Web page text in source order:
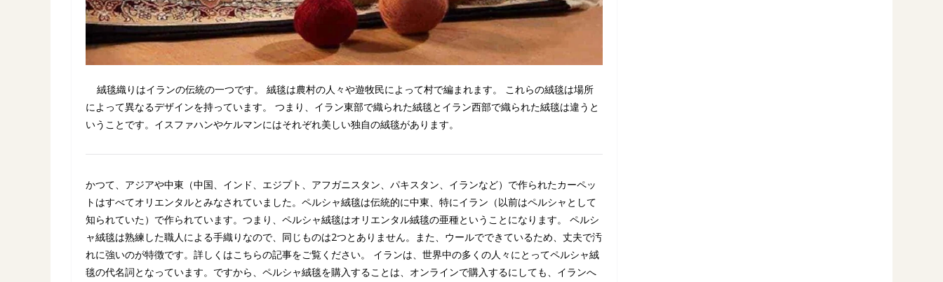
絨毯織りはイランの伝統の一つです。 絨毯は農村の人々や遊牧民によって村で編まれます。 これらの絨毯は場所
によって異なるデザインを持っています。 つまり、イラン東部で織られた絨毯とイラン西部で織られた絨毯は違うと
いうことです。イスファハンやケルマンにはそれぞれ美しい独自の絨毯があります。
かつて、アジアや中東（中国、インド、エジプト、アフガニスタン、パキスタン、イランなど）で作られたカーペッ
トはすべてオリエンタルとみなされていました。ペルシャ絨毯は伝統的に中東、特にイラン（以前はペルシャとして
知られていた）で作られています。つまり、ペルシャ絨毯はオリエンタル絨毯の亜種ということになります。 ペルシ
ャ絨毯は熟練した職人による手織りなので、同じものは2つとありません。また、ウールでできているため、丈夫で汚
れに強いのが特徴です。詳しくはこちらの記事をご覧ください。 イランは、世界中の多くの人々にとってペルシャ絨
毯の代名詞となっています。ですから、ペルシャ絨毯を購入することは、オンラインで購入するにしても、イランへ